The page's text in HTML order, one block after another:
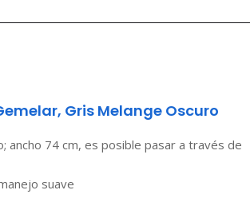
Gris Melange Oscuro
ancho 74 cm, es posible pasar a través de
suave